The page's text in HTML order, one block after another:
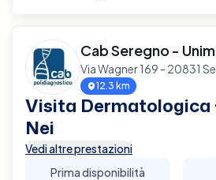
Cab Seregno -
Via Wagner 169 - 20831
12.3 km
Visita Dermatologica
Nei
Vedi altre prestazioni
Prima disponibilità